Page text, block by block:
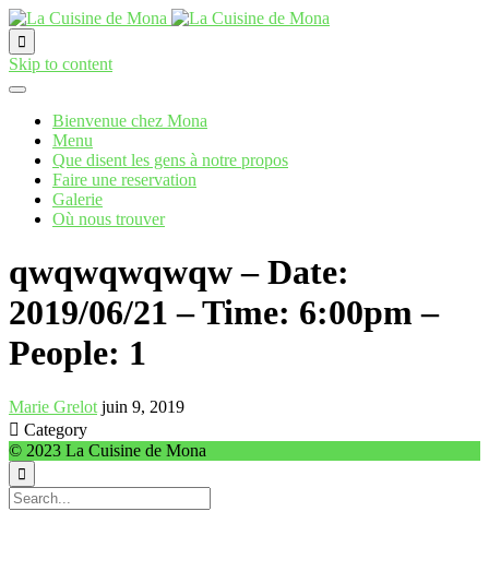

Skip to content
Bienvenue chez Mona
Menu
Que disent les gens à notre propos
Faire une reservation
Galerie
Où nous trouver
qwqwqwqwqw – Date:
2019/06/21 – Time: 6:00pm –
People: 1
Marie Grelot juin 9, 2019
 Category
© 2023 La Cuisine de Mona
